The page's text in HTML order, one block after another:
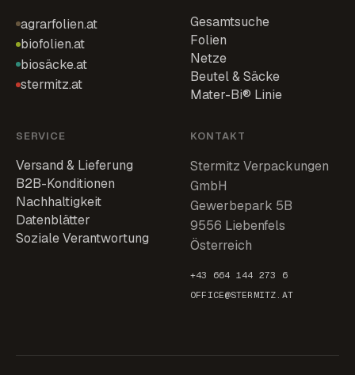
agrarfolien.at
biofolien.at
biosäcke.at
stermitz.at
Gesamtsuche
Folien
Netze
Beutel & Säcke
Mater-Bi® Linie
SERVICE
Versand & Lieferung
B2B-Konditionen
Nachhaltigkeit
Datenblätter
Soziale Verantwortung
KONTAKT
Stermitz Verpackungen
GmbH
Gewerbepark 5B
9556 Liebenfels
Österreich
+43 664 144 273 6
OFFICE@STERMITZ.AT